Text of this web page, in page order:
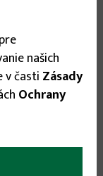
▾
našich
v časti Zásady
Ochrany